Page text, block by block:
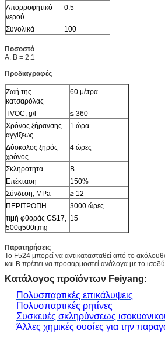
Απορροφητικό
νερού
0.5
Συνολικά 100
Ποσοστό
Α: Β = 2:1
Προδιαγραφές
Ζωή της
κατσαρόλας
60 μέτρα
TVOC, g/l
≤ 360
Χρόνος ξήρανσης
αγγίξεως
1 ώρα
Δύσκολος ξηρός
χρόνος
4 ώρες
Σκληρότητα
Β
Επέκταση
150%
Σύνδεση, MPa
≥ 12
ΠΕΡΙΤΡΟΠΗ
3000 ώρες
τιμή φθοράς CS17,
500g500r,mg
15
Παρατηρήσεις
Το F524 μπορεί να αντικατασταθεί από το
και Β πρέπει να προσαρμοστεί ανάλογα με το
Κατάλογος προϊόντων Feiyang:
Πολυσπαρτικές επικάλυψεις
Πολυσπαρτικές ρητίνες
Συσκευές σκληρύνσεως
Άλλες χημικές ουσίες για την